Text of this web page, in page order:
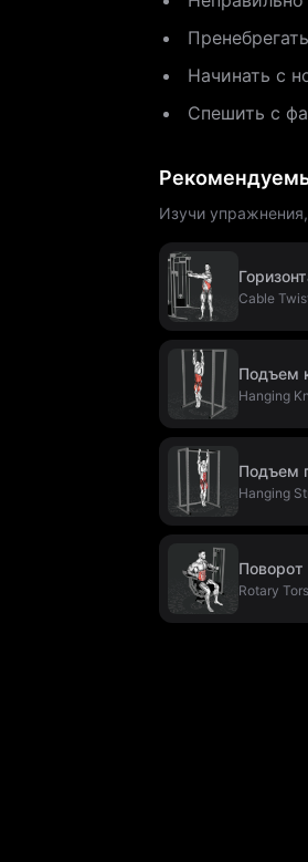
Начинать с
Спешить с
Изучи
Cable
Подъем
Hanging
Подъем
Hanging
Rotary